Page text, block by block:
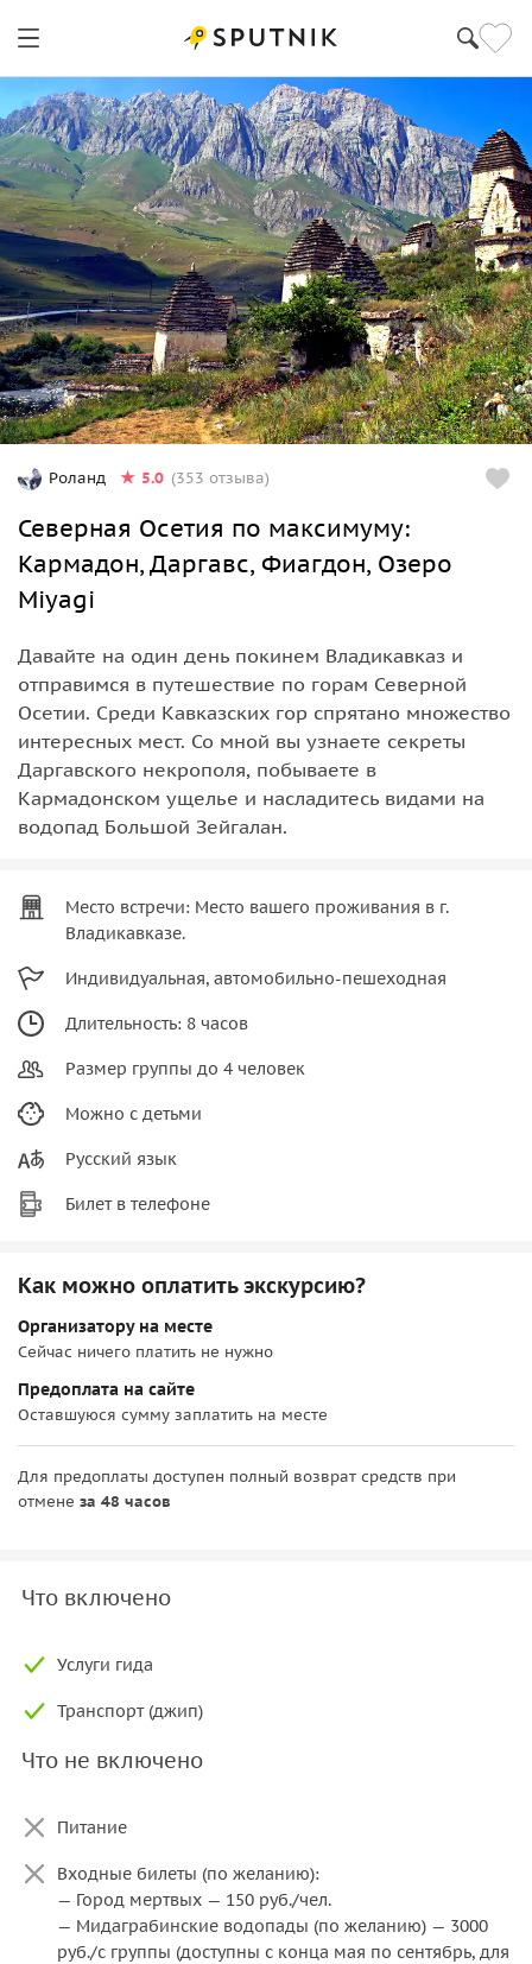
Роланд 5.0 (353 отзыва)
Северная Осетия по максимуму:
Кармадон, Даргавс, Фиагдон, Озеро
Miyagi
Давайте на один день покинем Владикавказ и
отправимся в путешествие по горам Северной
Осетии. Среди Кавказских гор спрятано множество
интересных мест. Со мной вы узнаете секреты
Даргавского некрополя, побываете в
Кармадонском ущелье и насладитесь видами на
водопад Большой Зейгалан.
Место встречи: Место вашего проживания в г.
Владикавказе.
Индивидуальная, автомобильно-пешеходная
Длительность: 8 часов
Размер группы до 4 человек
Можно с детьми
Русский язык
Билет в телефоне
Как можно оплатить экскурсию?
Организатору на месте
Сейчас ничего платить не нужно
Предоплата на сайте
Оставшуюся сумму заплатить на месте
Для предоплаты доступен полный возврат средств при
отмене за 48 часов
Что включено
Услуги гида
Транспорт (джип)
Что не включено
Питание
Входные билеты (по желанию):
— Город мертвых — 150 руб./чел.
— Мидаграбинские водопады (по желанию) — 3000
руб./с группы (доступны с конца мая по сентябрь, для